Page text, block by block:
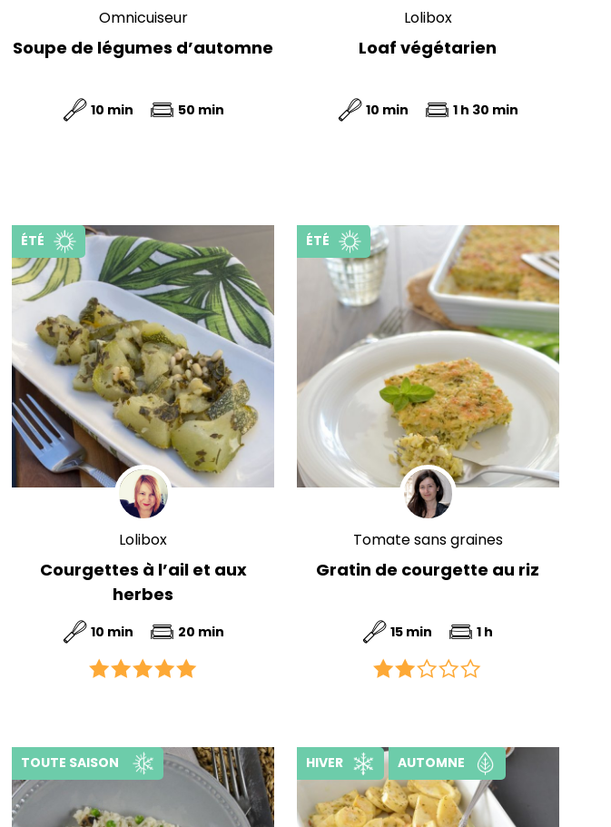
Omnicuiseur
Soupe de légumes d’automne
10 min 50 min
Lolibox
Loaf végétarien
10 min 1 h 30 min
Lolibox
ÉTÉ
Courgettes à l’ail et aux
herbes
10 min 20 min
Tomate sans graines
ÉTÉ
Gratin de courgette au riz
15 min 1 h
TOUTE SAISON HIVER AUTOMNE